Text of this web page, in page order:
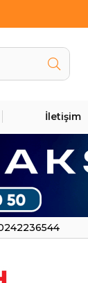
İletişim